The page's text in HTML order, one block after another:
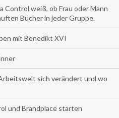
Control weiß, ob Frau oder Mann
Bücher in jeder Gruppe.
mit Benedikt XVI
sich verändert und wo
und Brandplace starten